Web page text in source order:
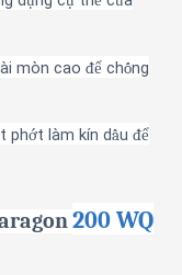
mòn cao đểchống
t phớt làm kín dầu để
200 WQ